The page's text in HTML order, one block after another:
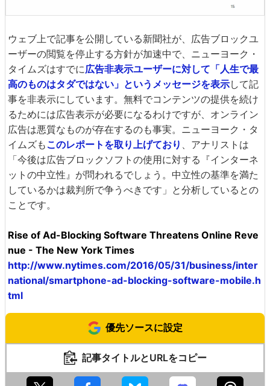
ウェブ上で記事を公開している新聞社が、広告ブロックユ
ーザーの閲覧を停止する方針が加速中で、ニューヨーク・
タイムズはすでに広告非表示ユーザーに対して「人生で最
高のものはタダではない」というメッセージを表示して記
事を非表示にしています。無料でコンテンツの提供を続け
るためには広告表示が必要になるわけですが、オンライン
広告は悪質なものが存在するのも事実。ニューヨーク・タ
イムズも このレポートを取り上げており 、アナリストは
「今後は広告ブロックソフトの使用に対する『インターネ
ットの中立性』が問われるでしょう。中立性の基準を満た
しているかは裁判所で争うべきです」と分析しているとの
ことです。
Rise of Ad-Blocking Software Threatens Online Reve
nue - The New York Times
http://www.nytimes.com/2016/05/31/business/inter
national/smartphone-ad-blocking-software-mobile.h
tml
優先ソースに設定
記事タイトルとURLをコピー